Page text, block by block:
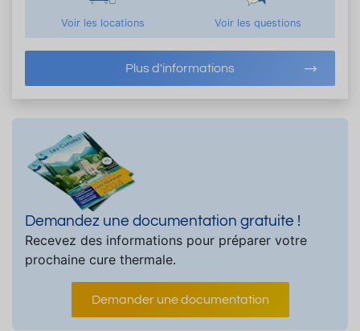
Voir les locations Voir les questions
Plus d'informations
Demandez une documentation gratuite !
Recevez des informations pour préparer votre
prochaine cure thermale.
Demander une documentation